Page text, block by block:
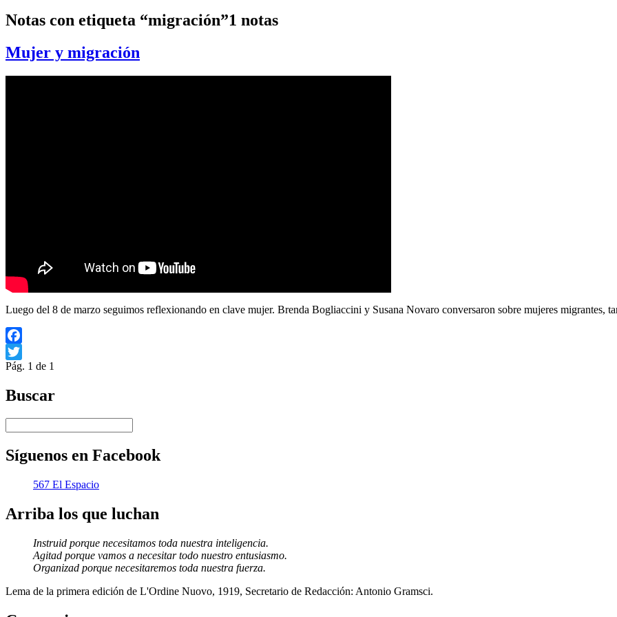
Notas con etiqueta “migración”1 notas
Mujer y migración
Luego del 8 de marzo seguimos reflexionando en clave mujer. Brenda Bogliaccini y Susana Novaro conversaron sobre mujeres migrantes,
Facebook
Twitter
Pág. 1 de 1
Buscar
Síguenos en Facebook
567 El Espacio
Arriba los que luchan
Instruid porque necesitamos toda nuestra inteligencia.
Agitad porque vamos a necesitar todo nuestro entusiasmo.
Organizad porque necesitaremos toda nuestra fuerza.
Lema de la primera edición de L'Ordine Nuovo, 1919, Secretario de Redacción: Antonio Gramsci.